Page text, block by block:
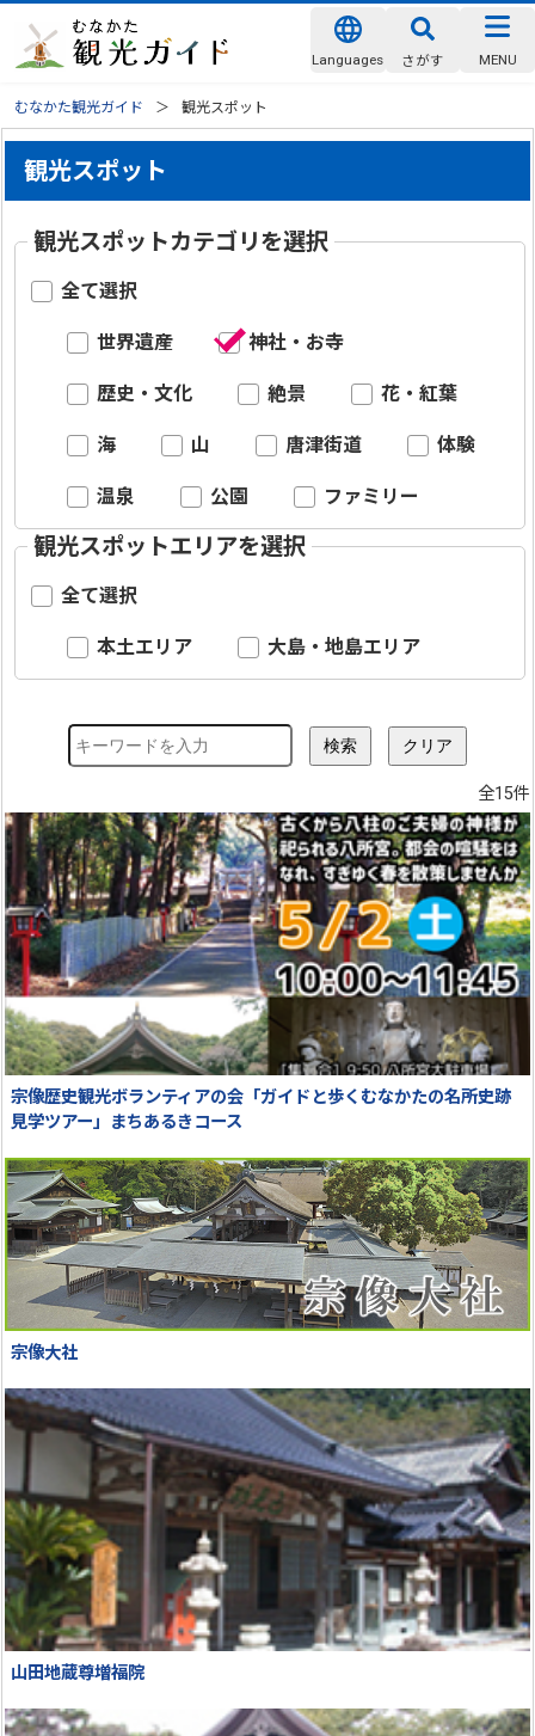
Languages さがす MENU
むなかた観光ガイド 観光スポット
観光スポット
観光スポットカテゴリを選択
全て選択
世界遺産 神社・お寺
歴史・文化 絶景 花・紅葉
海 山 唐津街道 体験
温泉 公園 ファミリー
観光スポットエリアを選択
全て選択
本土エリア 大島・地島エリア
全15件
宗像歴史観光ボランティアの会「ガイドと歩くむなかたの名所史跡
見学ツアー」まちあるきコース
宗像大社
山田地蔵尊増福院